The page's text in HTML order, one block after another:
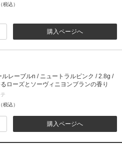
（税込）
購入ページへ
ルレーブルn / ニュートラルピンク / 2.8g /
ローズとソーヴィニヨンブランの香り
（税込）
購入ページへ